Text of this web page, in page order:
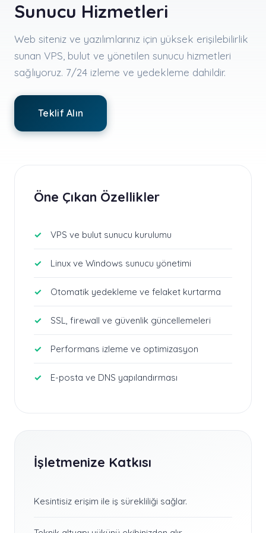
Sunucu Hizmetleri
Web siteniz ve yazılımlarınız için yüksek erişilebilirlik
sunan VPS, bulut ve yönetilen sunucu hizmetleri
sağlıyoruz. 7/24 izleme ve yedekleme dahildir.
Teklif Alın
Öne Çıkan Özellikler
VPS ve bulut sunucu kurulumu
Linux ve Windows sunucu yönetimi
Otomatik yedekleme ve felaket kurtarma
SSL, firewall ve güvenlik güncellemeleri
Performans izleme ve optimizasyon
E-posta ve DNS yapılandırması
İşletmenize Katkısı
Kesintisiz erişim ile iş sürekliliği sağlar.